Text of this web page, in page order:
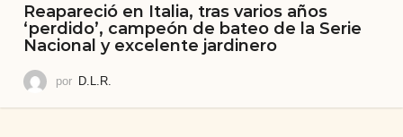
Reapareció en Italia, tras varios años
‘perdido’, campeón de bateo de la Serie
Nacional y excelente jardinero
por D.L.R.